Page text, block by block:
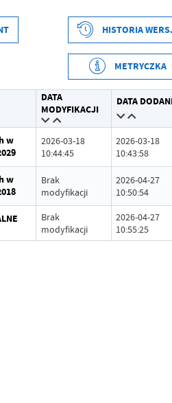
2026-03-18 10:31:55
Grzegorz Łękowski
Brak modyfikacji
-
HISTORIA
METRYCZKA
DATA
MODYFIKACJI
DATA
w
2026-03-18
10:44:45
2026-03-18
10:43:58
w
Brak
modyfikacji
2026-04-27
10:50:54
Brak
modyfikacji
2026-04-27
10:55:25